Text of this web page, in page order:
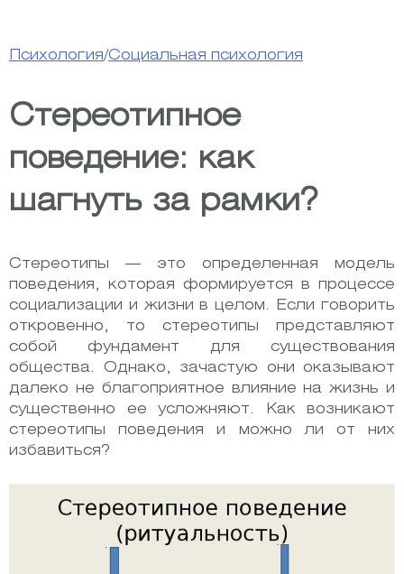
Психология/Социальная психология
Стереотипное
поведение: как
шагнуть за рамки?
Стереотипы — это определенная модель
поведения, которая формируется в процессе
социализации и жизни в целом. Если говорить
откровенно, то стереотипы представляют
собой фундамент для существования
общества. Однако, зачастую они оказывают
далеко не благоприятное влияние на жизнь и
существенно ее усложняют. Как возникают
стереотипы поведения и можно ли от них
избавиться?